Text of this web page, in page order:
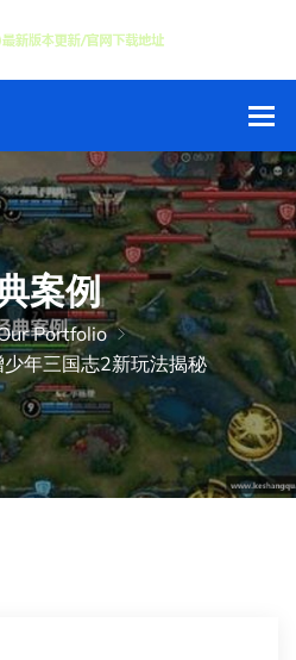
案例
Portfolio
年三国志2新玩法揭秘